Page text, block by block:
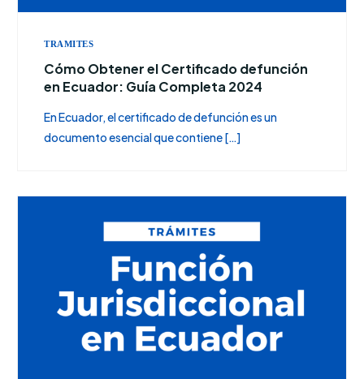
TRAMITES
Cómo Obtener el Certificado defunción
en Ecuador: Guía Completa 2024
En Ecuador, el certificado de defunción es un
documento esencial que contiene […]